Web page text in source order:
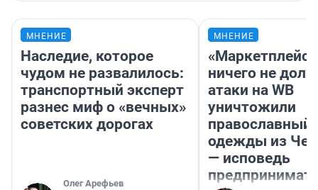
МНЕНИЕ
Наследие, которое
чудом не развалилось:
транспортный эксперт
разнес миф о «вечных»
советских дорогах
Олег Арефьев
МНЕНИЕ
«Маркетплейс
ничего не
атаки на WB
уничтожили
православный
одежды из
— исповедь